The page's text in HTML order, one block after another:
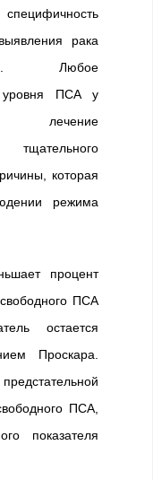
специфичность
рака
Любое
уровня ПСА у
лечение
которая
режима
процент
ПСА
остается
Проскара.
ПСА,
показателя